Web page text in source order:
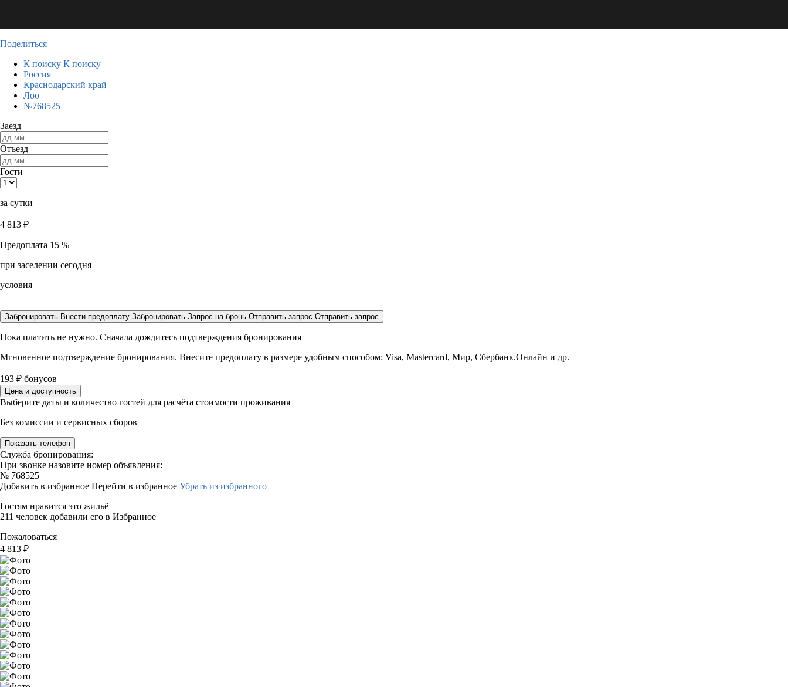
Поделиться
К поиску К поиску
Россия
Краснодарский край
Лоо
№768525
Заезд
Отъезд
Гости
за сутки
4 813 ₽
Предоплата 15 %
при заселении сегодня
условия
Забронировать Внести предоплату Забронировать Запрос на бронь Отправить запрос Отправить запрос
Пока платить не нужно. Сначала дождитесь подтверждения бронирования
Мгновенное подтверждение бронирования. Внесите предоплату в размере удобным способом: Visa, Mastercard, Мир, Сбербанк.Онлайн и др.
193 ₽ бонусов
Цена и доступность
Выберите даты и количество гостей для расчёта стоимости проживания
Без комиссии и сервисных сборов
Показать телефон
Служба бронирования:
При звонке назовите номер объявления:
№ 768525
Добавить в избранное Перейти в избранное Убрать из избранного
Гостям нравится это жильё
211 человек добавили его в Избранное
Пожаловаться
4 813 ₽